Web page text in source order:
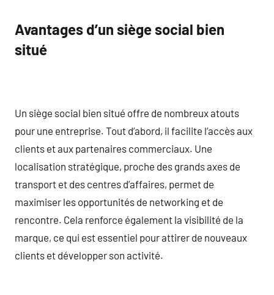
Avantages d’un siège social bien
situé
Un siège social bien situé offre de nombreux atouts
pour une entreprise. Tout d’abord, il facilite l’accès aux
clients et aux partenaires commerciaux. Une
localisation stratégique, proche des grands axes de
transport et des centres d’affaires, permet de
maximiser les opportunités de networking et de
rencontre. Cela renforce également la visibilité de la
marque, ce qui est essentiel pour attirer de nouveaux
clients et développer son activité.